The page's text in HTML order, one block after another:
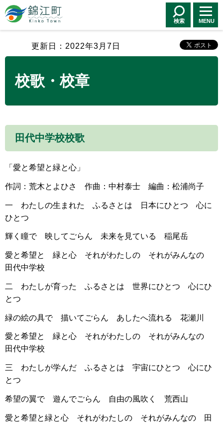
錦江町 Kinko
Town
検索 MENU
更新日：2022年3月7日
校歌・校章
田代中学校校歌
「愛と希望と緑と心」
作詞：荒木とよひさ 作曲：中村泰士 編曲：松浦尚子
一 わたしの生まれた ふるさとは 日本にひとつ 心に
ひとつ
輝く瞳で 映してごらん 未来を見ている 稲尾岳
愛と希望と 緑と心 それがわたしの それがみんなの
田代中学校
二 わたしが育った ふるさとは 世界にひとつ 心にひ
とつ
緑の絵の具で 描いてごらん あしたへ流れる 花瀬川
愛と希望と 緑と心 それがわたしの それがみんなの
田代中学校
三 わたしが学んだ ふるさとは 宇宙にひとつ 心にひ
とつ
希望の翼で 遊んでごらん 自由の風吹く 荒西山
愛と希望と緑と心 それがわたしの それがみんなの 田